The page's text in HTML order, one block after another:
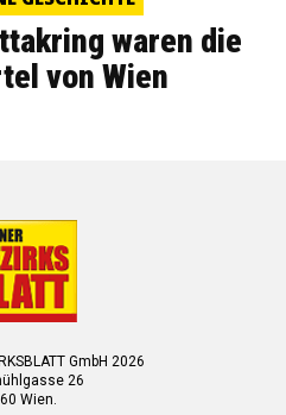
waren die
von Wien
GmbH 2026
26
Wien.